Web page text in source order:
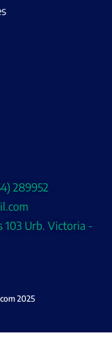
289952
103 Urb. Victoria -
2025